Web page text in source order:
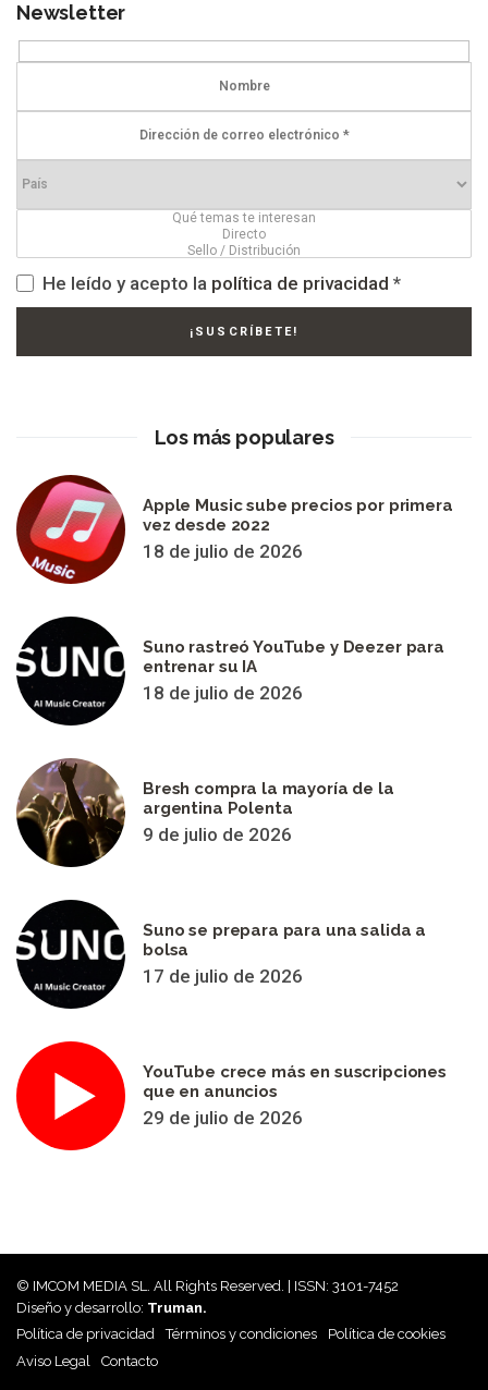
Newsletter
He leído y acepto la política de privacidad *
Los más populares
Apple Music sube precios por primera
vez desde 2022
18 de julio de 2026
Suno rastreó YouTube y Deezer para
entrenar su IA
18 de julio de 2026
Bresh compra la mayoría de la
argentina Polenta
9 de julio de 2026
Suno se prepara para una salida a
bolsa
17 de julio de 2026
YouTube crece más en suscripciones
que en anuncios
29 de julio de 2026
© IMCOM MEDIA SL. All Rights Reserved. | ISSN: 3101-7452
Diseño y desarrollo: Truman.
Política de privacidad
Términos y condiciones
Política de cookies
Aviso Legal
Contacto